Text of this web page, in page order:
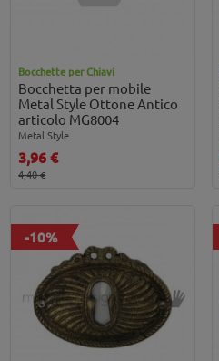
Bocchette per Chiavi
Bocchetta per mobile
Metal Style Ottone Antico
articolo MG8004
Metal Style
3,96 €
4,40 €
-10%